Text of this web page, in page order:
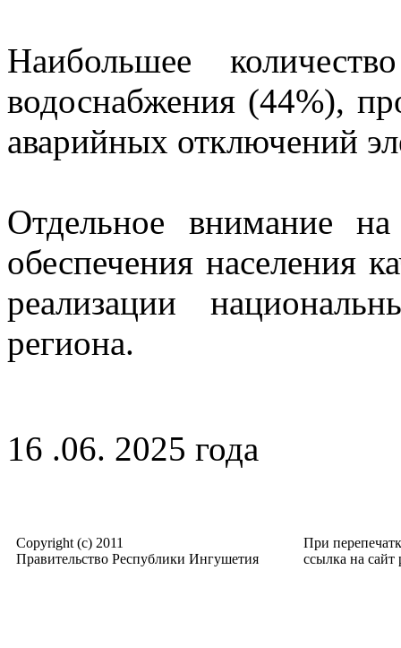
Наибольшее
водоснабжения (44%),
аварийных отключений
Отдельное внимание
обеспечения населения
реализации
региона.
16 .06. 2025 года
Copyright (c) 2011
Правительство Республики Ингушетия
При
ссылка на сайт